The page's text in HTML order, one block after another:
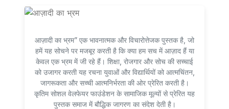
आज़ादी का भ्रम” एक भावनात्मक और विचारोत्तेजक पुस्तक है, जो
हमें यह सोचने पर मजबूर करती है कि क्या हम सच में आज़ाद हैं या
केवल एक भ्रम में जी रहे हैं। शिक्षा, रोजगार और सोच की सच्चाई
को उजागर करती यह रचना युवाओं और विद्यार्थियों को आत्मचिंतन,
जागरूकता और सच्ची आत्मनिर्भरता की ओर प्रेरित करती है।
कृतिम सोशल वेलफेयर फाउंडेशन के सामाजिक मूल्यों से प्रेरित यह
पुस्तक समाज में बौद्धिक जागरण का संदेश देती है।